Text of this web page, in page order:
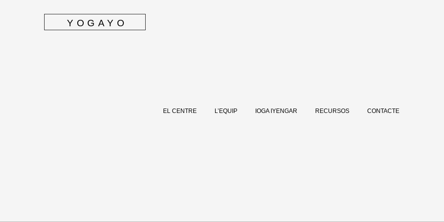
YOGAYO
EL CENTRE L’EQUIP IOGA IYENGAR RECURSOS CONTACTE